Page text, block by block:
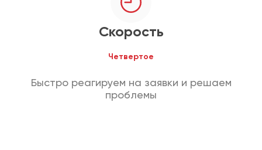
Скорость
Четвертое
Быстро реагируем на заявки и решаем
проблемы